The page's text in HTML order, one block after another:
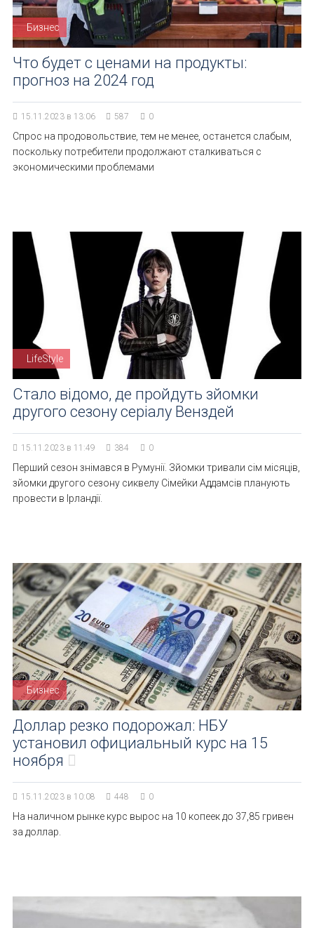
Бизнес
Что будет с ценами на продукты:
прогноз на 2024 год
15.11.2023 в 13:06 587 0
Спрос на продовольствие, тем не менее, останется слабым,
поскольку потребители продолжают сталкиваться с
экономическими проблемами
LifeStyle
Стало відомо, де пройдуть зйомки
другого сезону серіалу Венздей
15.11.2023 в 11:49 384 0
Перший сезон знімався в Румунії. Зйомки тривали сім місяців,
зйомки другого сезону сиквелу Сімейки Аддамсів планують
провести в Ірландії.
Бизнес
Доллар резко подорожал: НБУ
установил официальный курс на 15
ноября
15.11.2023 в 10:08 448 0
На наличном рынке курс вырос на 10 копеек до 37,85 гривен
за доллар.